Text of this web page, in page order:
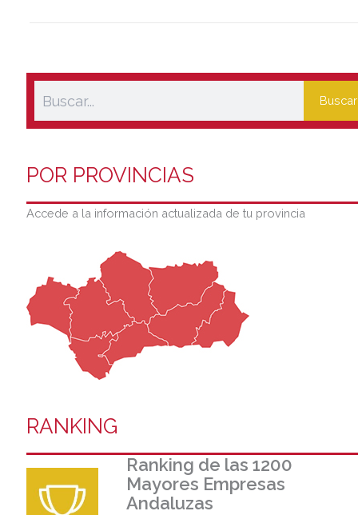
Buscar
POR PROVINCIAS
Accede a la información actualizada de tu provincia
RANKING
Ranking de las 1200
Mayores Empresas
Andaluzas